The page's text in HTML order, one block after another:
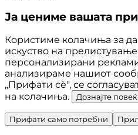
Ја цениме вашата
Користиме колачиња за
искуство на
персонализирани
анализираме нашиот
„Прифати сè", се
на колачиња.
Дознајте
Прифати само потребни